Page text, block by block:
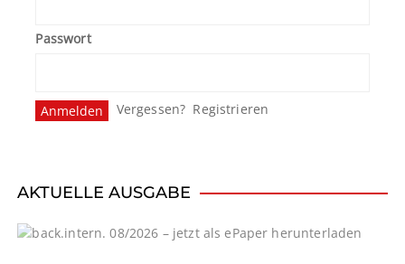
n
i
g
Passwort
Vergessen? Registrieren
AKTUELLE AUSGABE